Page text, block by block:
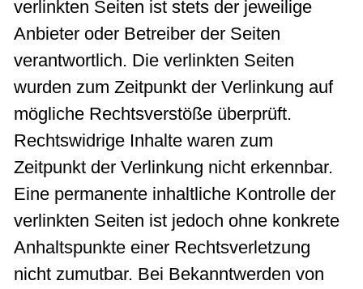
verlinkten Seiten ist stets der jeweilige
Anbieter oder Betreiber der Seiten
verantwortlich. Die verlinkten Seiten
wurden zum Zeitpunkt der Verlinkung auf
mögliche Rechtsverstöße überprüft.
Rechtswidrige Inhalte waren zum
Zeitpunkt der Verlinkung nicht erkennbar.
Eine permanente inhaltliche Kontrolle der
verlinkten Seiten ist jedoch ohne konkrete
Anhaltspunkte einer Rechtsverletzung
nicht zumutbar. Bei Bekanntwerden von